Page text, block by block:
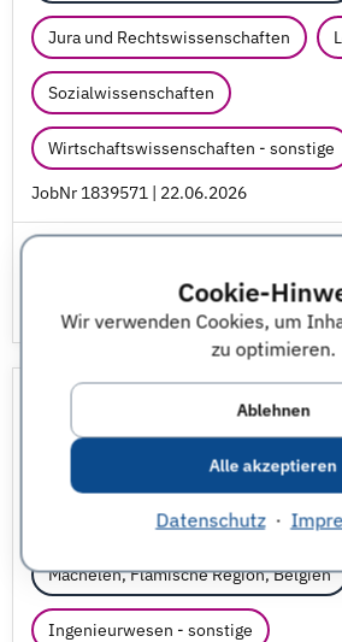
Cookie-
Wir verwenden Cookies, um
zu optimieren.
Ablehnen
Alle akzeptieren
Datenschutz·
Jura und Rechtswissenschaften
Sozialwissenschaften
Wirtschaftswissenschaften - sonstige
JobNr 1839571 | 22.06.2026
M&E Application Expert
Abschlussarbeit im Unternehmen
Junior Professional Jobs
Machelen, Flämische Region, Belgien
Ingenieurwesen - sonstige